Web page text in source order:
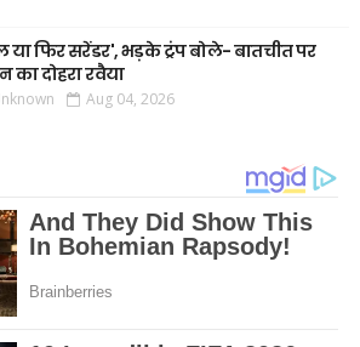
या फिर सरेंडर', भड़के ट्रंप बोले- बातचीत पर
का दोहरा रवैया
Aug 04, 2026